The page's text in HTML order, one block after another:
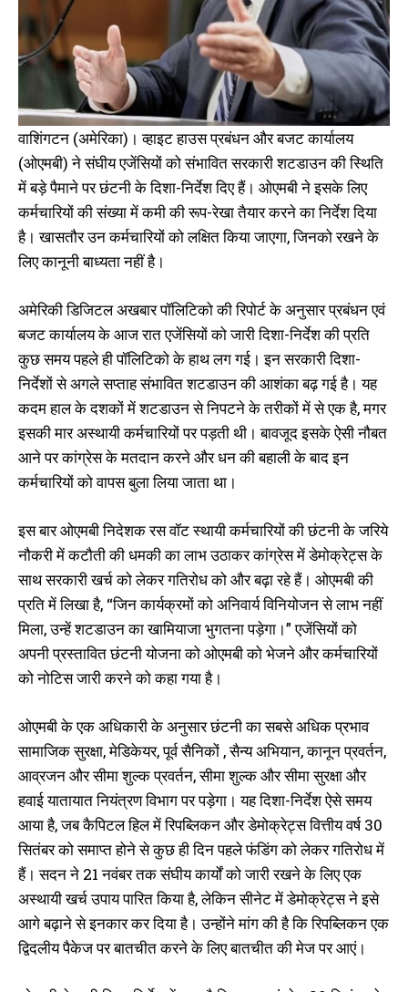
वाशिंगटन (अमेरिका)। व्हाइट हाउस प्रबंधन और बजट कार्यालय
(ओएमबी) ने संघीय एजेंसियों को संभावित सरकारी शटडाउन की स्थिति
में बड़े पैमाने पर छंटनी के दिशा-निर्देश दिए हैं। ओएमबी ने इसके लिए
कर्मचारियों की संख्या में कमी की रूप-रेखा तैयार करने का निर्देश दिया
है। खासतौर उन कर्मचारियों को लक्षित किया जाएगा, जिनको रखने के
लिए कानूनी बाध्यता नहीं है।
अमेरिकी डिजिटल अखबार पॉलिटिको की रिपोर्ट के अनुसार प्रबंधन एवं
बजट कार्यालय के आज रात एजेंसियों को जारी दिशा-निर्देश की प्रति
कुछ समय पहले ही पॉलिटिको के हाथ लग गई। इन सरकारी दिशा-
निर्देशों से अगले सप्ताह संभावित शटडाउन की आशंका बढ़ गई है। यह
कदम हाल के दशकों में शटडाउन से निपटने के तरीकों में से एक है, मगर
इसकी मार अस्थायी कर्मचारियों पर पड़ती थी। बावजूद इसके ऐसी नौबत
आने पर कांग्रेस के मतदान करने और धन की बहाली के बाद इन
कर्मचारियों को वापस बुला लिया जाता था।
इस बार ओएमबी निदेशक रस वॉट स्थायी कर्मचारियों की छंटनी के जरिये
नौकरी में कटौती की धमकी का लाभ उठाकर कांग्रेस में डेमोक्रेट्स के
साथ सरकारी खर्च को लेकर गतिरोध को और बढ़ा रहे हैं। ओएमबी की
प्रति में लिखा है, “जिन कार्यक्रमों को अनिवार्य विनियोजन से लाभ नहीं
मिला, उन्हें शटडाउन का खामियाजा भुगतना पड़ेगा।” एजेंसियों को
अपनी प्रस्तावित छंटनी योजना को ओएमबी को भेजने और कर्मचारियों
को नोटिस जारी करने को कहा गया है।
ओएमबी के एक अधिकारी के अनुसार छंटनी का सबसे अधिक प्रभाव
सामाजिक सुरक्षा, मेडिकेयर, पूर्व सैनिकों , सैन्य अभियान, कानून प्रवर्तन,
आव्रजन और सीमा शुल्क प्रवर्तन, सीमा शुल्क और सीमा सुरक्षा और
हवाई यातायात नियंत्रण विभाग पर पड़ेगा। यह दिशा-निर्देश ऐसे समय
आया है, जब कैपिटल हिल में रिपब्लिकन और डेमोक्रेट्स वित्तीय वर्ष 30
सितंबर को समाप्त होने से कुछ ही दिन पहले फंडिंग को लेकर गतिरोध में
हैं। सदन ने 21 नवंबर तक संघीय कार्यों को जारी रखने के लिए एक
अस्थायी खर्च उपाय पारित किया है, लेकिन सीनेट में डेमोक्रेट्स ने इसे
आगे बढ़ाने से इनकार कर दिया है। उन्होंने मांग की है कि रिपब्लिकन एक
द्विदलीय पैकेज पर बातचीत करने के लिए बातचीत की मेज पर आएं।